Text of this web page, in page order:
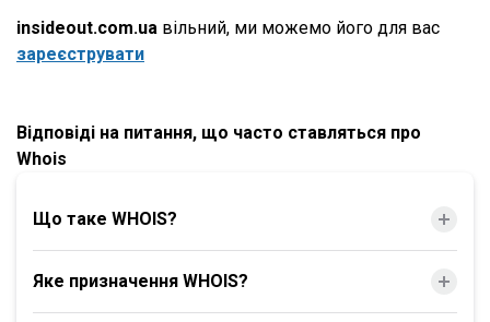
insideout.com.ua вільний, ми можемо його для вас
зареєструвати
Відповіді на питання, що часто ставляться про
Whois
Що таке WHOIS?
Яке призначення WHOIS?